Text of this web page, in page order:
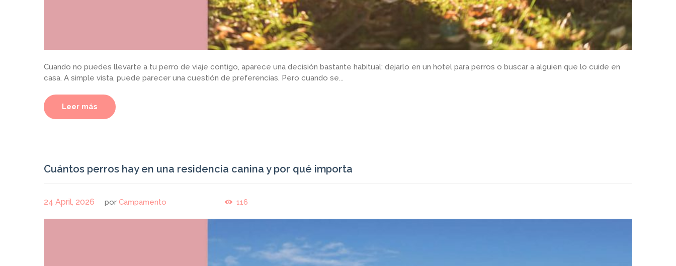
Cuando no puedes llevarte a tu perro de viaje contigo, aparece una decisión bastante habitual: dejarlo en un hotel para perros o buscar a alguien que lo cuide en
casa. A simple vista, puede parecer una cuestión de preferencias. Pero cuando se...
Leer más
Cuántos perros hay en una residencia canina y por qué importa
24 April, 2026 por Campamento 116